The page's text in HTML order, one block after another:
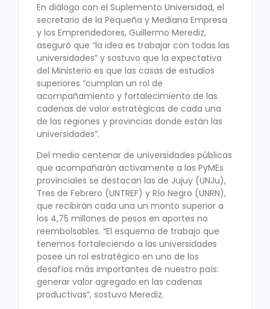
En diálogo con el Suplemento Universidad, el
secretario de la Pequeña y Mediana Empresa
y los Emprendedores, Guillermo Merediz,
aseguró que “la idea es trabajar con todas las
universidades” y sostuvo que la expectativa
del Ministerio es que las casas de estudios
superiores “cumplan un rol de
acompañamiento y fortalecimiento de las
cadenas de valor estratégicas de cada una
de las regiones y provincias donde están las
universidades”.
Del medio centenar de universidades públicas
que acompañarán activamente a las PyMEs
provinciales se destacan las de Jujuy (UNJu),
Tres de Febrero (UNTREF) y Río Negro (UNRN),
que recibirán cada una un monto superior a
los 4,75 millones de pesos en aportes no
reembolsables. “El esquema de trabajo que
tenemos fortaleciendo a las universidades
posee un rol estratégico en uno de los
desafíos más importantes de nuestro país:
generar valor agregado en las cadenas
productivas”, sostuvo Merediz.